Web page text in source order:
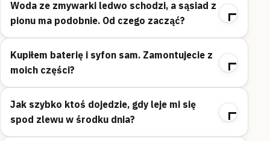
Woda ze zmywarki ledwo schodzi, a sąsiad z
pionu ma podobnie. Od czego zacząć?
Kupiłem baterię i syfon sam. Zamontujecie z
moich części?
Jak szybko ktoś dojedzie, gdy leje mi się
spod zlewu w środku dnia?